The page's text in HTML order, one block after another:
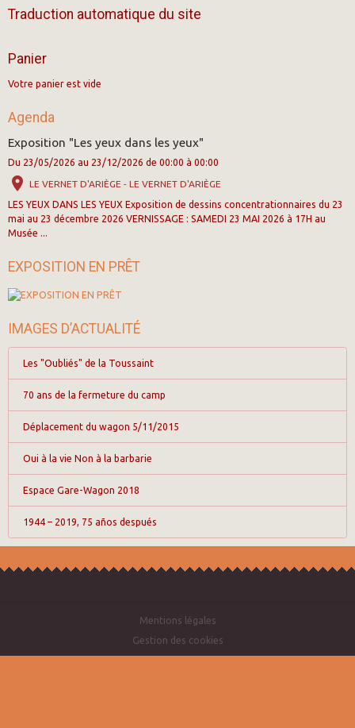
Traduction automatique du site
Panier
Votre panier est vide
Agenda
Exposition "Les yeux dans les yeux"
Du 23/05/2026 au 23/12/2026 de 00:00 à 00:00
LE VERNET D'ARIÈGE - LE VERNET D'ARIÈGE
LES YEUX DANS LES YEUX Exposition de dessins concentrationnaires du 23
mai au 23 décembre 2026 VERNISSAGE : SAMEDI 23 MAI 2026 à 17H au
Musée ...
EXPOSITION EN PRÊT
IMAGES D’ACTUALITÉ
Les "Oubliés" de la Toussaint
70 ans de la fermeture du camp
Déplacement du wagon 5/11/2015
Oui à la vie Non à la barbarie
Espace Gare-Wagon 2018
1944 – 2019, 75 años después
Mentions légales
Gestion des cookies